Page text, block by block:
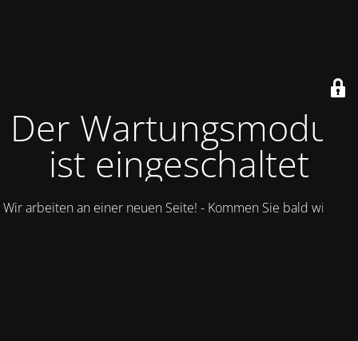
Der Wartungsmodus
ist eingeschaltet
Wir arbeiten an einer neuen Seite! - Kommen Sie bald wieder.